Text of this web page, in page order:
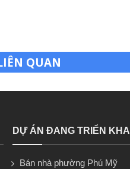
QUAN
DỰ ÁN ĐANG TRIỂN KHAI
Bán nhà phường Phú Mỹ